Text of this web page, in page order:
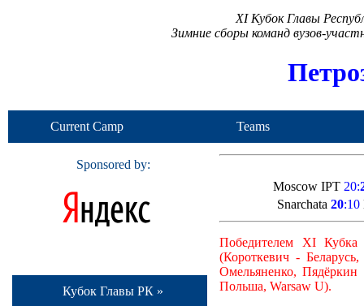
XI Кубок Главы
Зимние сборы команд вузов-
Current Camp Teams
Sponsored by:
Кубок Главы РК »
Moscow IPT 20:
Snarchata 20:10
Победителем XI
(Короткевич -
Омельяненко,
Польша, Warsaw U).